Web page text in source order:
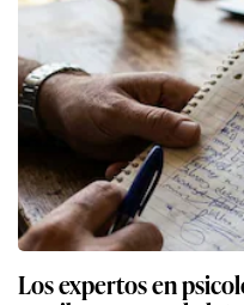
Los expertos en